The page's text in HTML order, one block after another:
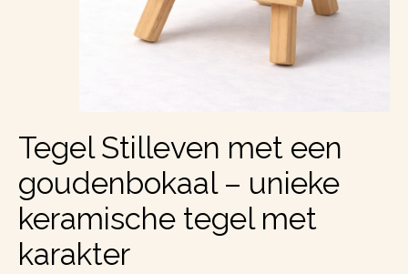
Tegel Stilleven met een
goudenbokaal – unieke
keramische tegel met
karakter